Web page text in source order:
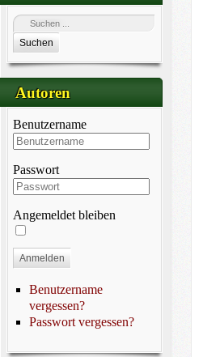
Suchen
Autoren
Benutzername
Passwort
Angemeldet bleiben
Anmelden
Benutzername
vergessen?
Passwort vergessen?